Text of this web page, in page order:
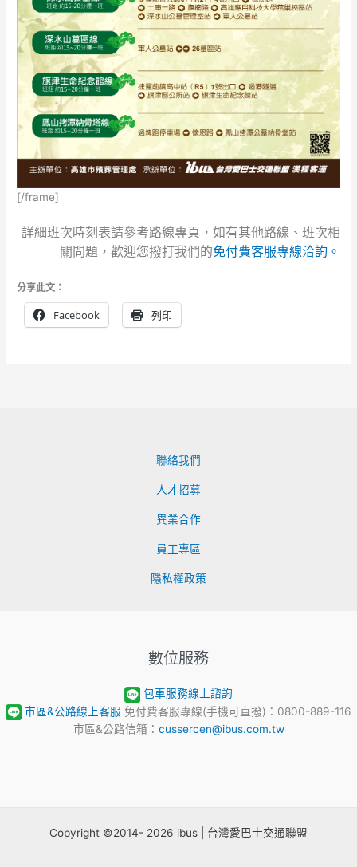
[/frame]
詳細班次時刻表請參考路線專頁，如有其他路線、班次相
關問題，歡迎您撥打我們的免付費客服專線洽詢。
分享此文：
Facebook 列印
聯絡我們
人才招募
異業合作
員工專區
隱私權政策
數位服務
包車服務線上諮詢
市區&公路線上客服 免付費客服專線(手機可直撥)：0800-889-116
市區&公路信箱： cussercen@ibus.com.tw
Copyright ©2014- 2026 ibus | 台灣愛巴士交通聯盟